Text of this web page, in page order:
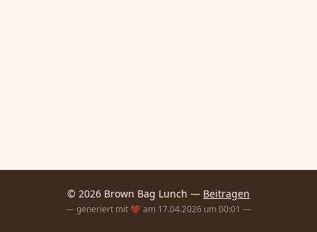
© 2026 Brown Bag Lunch — Beitragen
— generiert mit ❤️ am 17.04.2026 um 00:01 —